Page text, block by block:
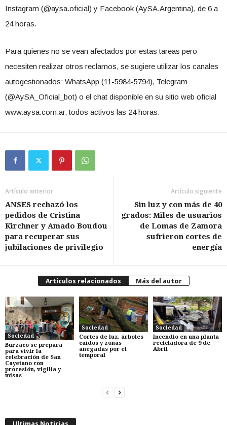
Instagram (@aysa.oficial) y Facebook (AySA.Argentina), de 6 a
24 horas.
Para quienes no se vean afectados por estas tareas pero
necesiten realizar otros reclamos, se sugiere utilizar los canales
autogestionados: WhatsApp (11-5984-5794), Telegram
(@AySA_Oficial_bot) o el chat disponible en su sitio web oficial
www.aysa.com.ar, todos activos las 24 horas.
Artículo anterior
ANSES rechazó los
pedidos de Cristina
Kirchner y Amado Boudou
para recuperar sus
jubilaciones de privilegio
Artículo siguiente
Sin luz y con más de 40
grados: Miles de usuarios
de Lomas de Zamora
sufrieron cortes de
energía
Artículos relacionados Más del autor
Sociedad
Burzaco se prepara
para vivir la
celebración de San
Cayetano con
procesión, vigilia y
misas
Sociedad
Cortes de luz, árboles
caídos y zonas
anegadas por el
temporal
Sociedad
Incendio en una planta
recicladora de 9 de
Abril